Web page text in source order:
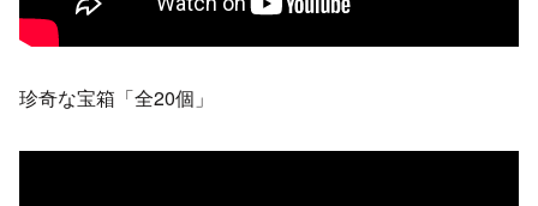
珍奇な宝箱「全20個」